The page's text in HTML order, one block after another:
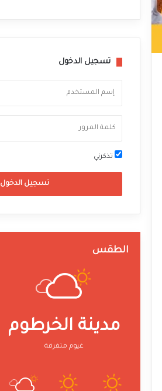
تسجيل الدخول
تذكرني
تسجيل الدخول
الطقس
مدينة الخرطوم
غيوم متفرقة